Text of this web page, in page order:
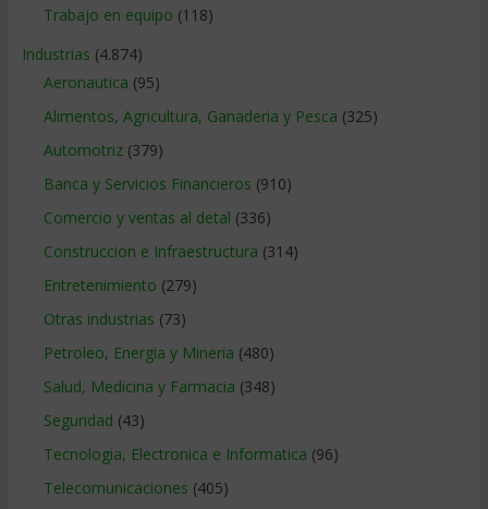
Trabajo en equipo (118)
Industrias (4.874)
Aeronautica (95)
Alimentos, Agricultura, Ganaderia y Pesca (325)
Automotriz(379)
Banca y Servicios Financieros (910)
Comercio y ventas al detal (336)
Construccion e Infraestructura (314)
Entretenimiento (279)
Otras industrias (73)
Petroleo, Energia y Mineria (480)
Salud, Medicina y Farmacia (348)
Seguridad (43)
Tecnologia, Electronica e Informatica (96)
Telecomunicaciones (405)